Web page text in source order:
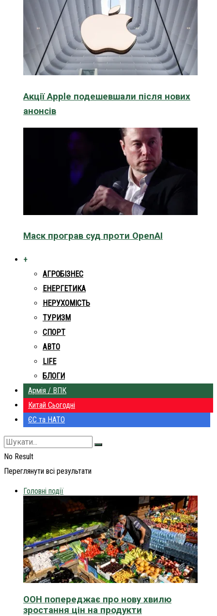
Акції Apple подешевшали після нових
анонсів
Маск програв суд проти OpenAI
+
АГРОБІЗНЕС
ЕНЕРГЕТИКА
НЕРУХОМІСТЬ
ТУРИЗМ
СПОРТ
АВТО
LIFE
БЛОГИ
Армія / ВПК
Китай Сьогодні
ЄС та НАТО
No Result
Переглянути всі результати
Головні події
ООН попереджає про нову хвилю
зростання цін на продукти